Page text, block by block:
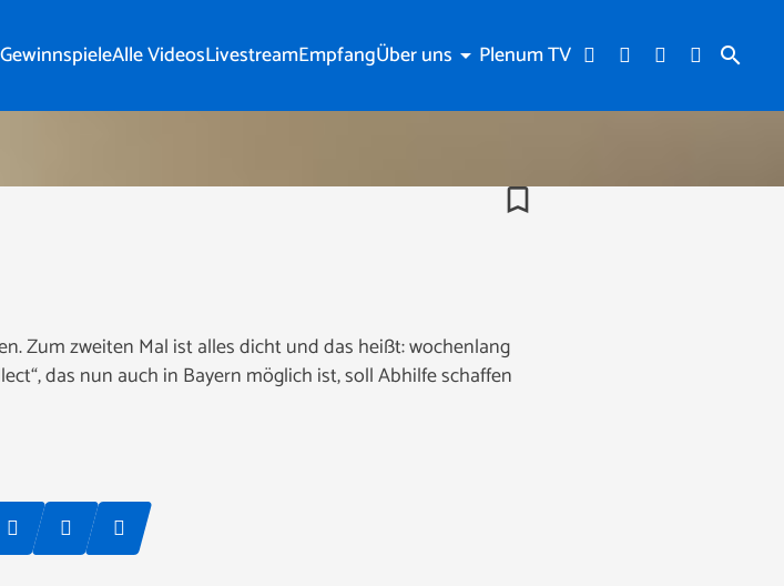
search
GewinnspieleAlle VideosLivestreamEmpfangÜber uns arrow_drop_down Plenum TV
bookmark_border
Zum zweiten Mal ist alles dicht und das heißt: wochenlang
das nun auch in Bayern möglich ist, soll Abhilfe schaffen